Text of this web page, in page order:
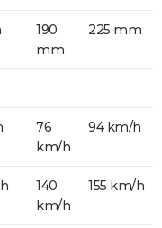
190
mm
225 mm
76
km/h
94 km/h
140
km/h
155 km/h